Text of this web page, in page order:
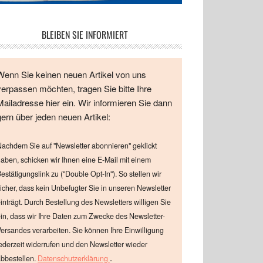
BLEIBEN SIE INFORMIERT
Sie keinen neuen Artikel von uns
möchten, tragen Sie bitte Ihre
hier ein. Wir informieren Sie dann
über jeden neuen Artikel:
Sie auf "Newsletter abonnieren" geklickt
schicken wir Ihnen eine E-Mail mit einem
zu ("Double Opt-In"). So stellen wir
dass kein Unbefugter Sie in unseren Newsletter
Durch Bestellung des Newsletters willigen Sie
dass wir Ihre Daten zum Zwecke des Newsletter-
verarbeiten. Sie können Ihre Einwilligung
widerrufen und den Newsletter wieder
Datenschutzerklärung .